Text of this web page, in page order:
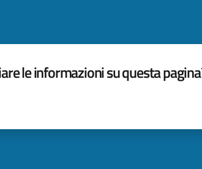
le informazioni su questa